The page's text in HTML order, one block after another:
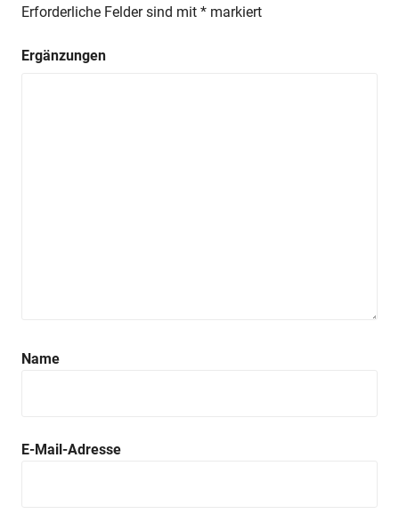
Erforderliche Felder sind mit * markiert
Ergänzungen
Name
E-Mail-Adresse